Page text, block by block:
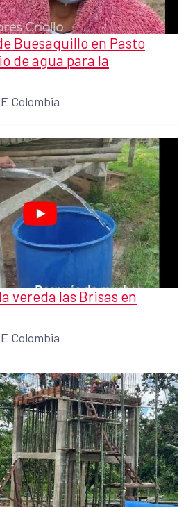
Buesaquillo en Pasto
de agua para la
Colombia
vereda las Brisas en
Colombia